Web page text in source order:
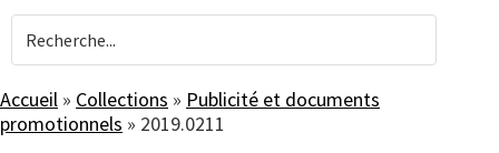
Accueil » Collections » Publicité et documents
promotionnels » 2019.0211